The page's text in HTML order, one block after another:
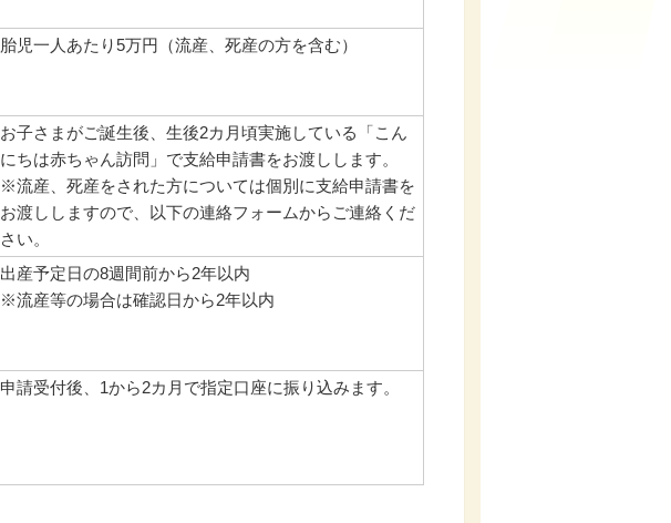
胎児一人あたり5万円（流産、死産の方を含む）
お子さまがご誕生後、生後2カ月頃実施している「こん
にちは赤ちゃん訪問」で支給申請書をお渡しします。
※流産、死産をされた方については個別に支給申請書を
お渡ししますので、以下の連絡フォームからご連絡くだ
さい。
出産予定日の8週間前から2年以内
※流産等の場合は確認日から2年以内
申請受付後、1から2カ月で指定口座に振り込みます。